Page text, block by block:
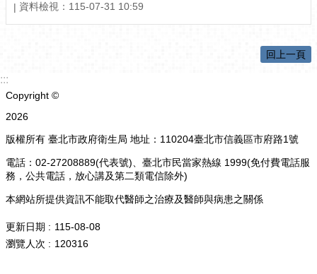
資料檢視： 115-07-31 10:59
回上一頁
:::
Copyright ©
2026
版權所有 臺北市政府衛生局 地址：110204臺北市信義區市府路1號
電話：02-27208889(代表號)、臺北市民當家熱線 1999(免付費電話服
務，公共電話，放心講及第二類電信除外)
本網站所提供資訊不能取代醫師之治療及醫師與病患之關係
更新日期
115-08-08
瀏覽人次
120316